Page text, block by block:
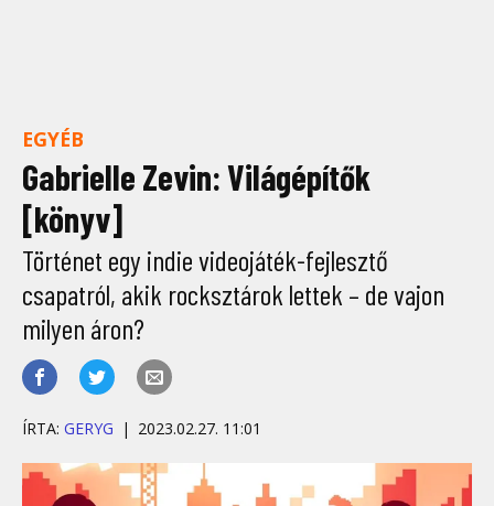
EGYÉB
Gabrielle Zevin: Világépítők
[könyv]
Történet egy indie videojáték-fejlesztő
csapatról, akik rocksztárok lettek – de vajon
milyen áron?
ÍRTA: GERYG 2023.02.27. 11:01